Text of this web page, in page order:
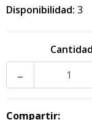
Disponibilidad: 3
Cantidad
-
Compartir: